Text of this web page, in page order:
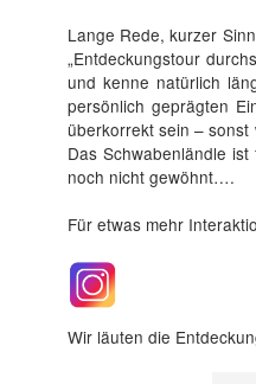
Lange Rede, kurzer
„Entdeckungstour
und kenne natürlich
persönlich geprägten
überkorrekt sein –
Das Schwabenländle
noch nicht gewöhnt….
Für etwas mehr
Wir läuten die